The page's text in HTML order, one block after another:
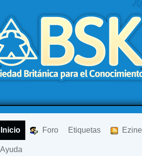
Inicio Foro Etiquetas Ezine
Ayuda